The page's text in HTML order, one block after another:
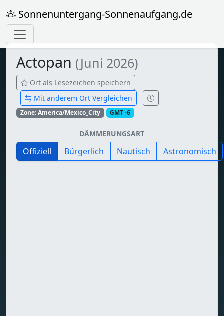
Sonnenuntergang-Sonnenaufgang.de
Actopan (Juni 2026)
Ort als Lesezeichen speichern
Mit anderem Ort Vergleichen
Zone: America/Mexico_City GMT -6
DÄMMERUNGSART
Offiziell Bürgerlich Nautisch Astronomisch